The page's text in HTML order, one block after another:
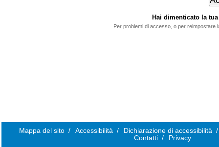
Hai dimenticato la
Per problemi di accesso, o per reimpostare
Mappa del sito / Accessibilità / Dichiarazione di accessibilità /
Contatti / Privacy